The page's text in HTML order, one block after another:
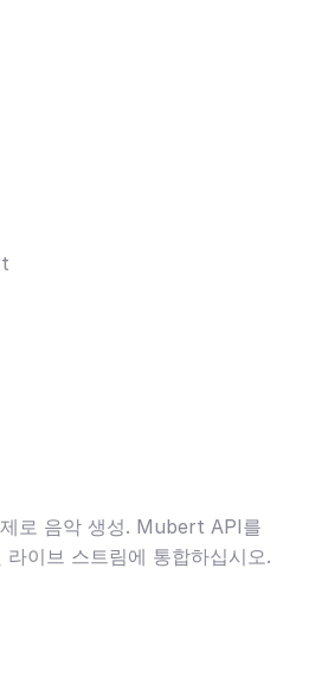
로 음악 생성. Mubert API를
이브 스트림에 통합하십시오.